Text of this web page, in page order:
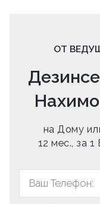
ОТ
на Дому
12 мес., за 1